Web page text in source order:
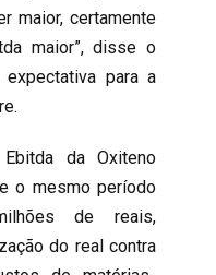
maior, certamente
maior”, disse o
para a
da Oxiteno
o mesmo período
de reais,
do real contra